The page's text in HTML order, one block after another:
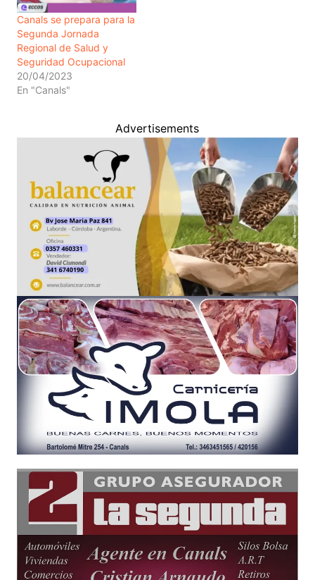
Canals se prepara para la
Segunda Jornada
Regional de Salud y
Seguridad Ocupacional
20/04/2023
En "Canals"
Advertisements